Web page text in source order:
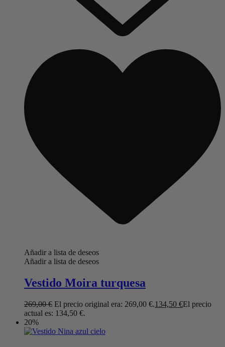
Añadir a lista de deseos
Añadir a lista de deseos
Vestido Moira turquesa
269,00€ El precio original era: 269,00 €.134,50 €El precio
actual es: 134,50 €.
20%